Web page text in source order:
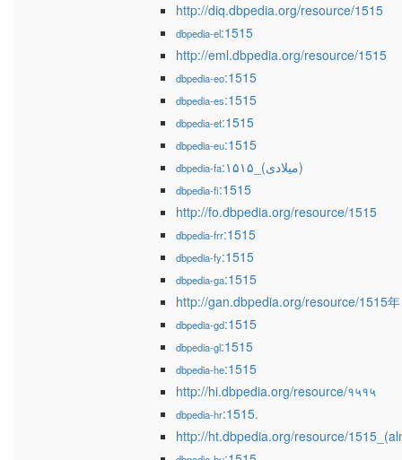
http://diq.dbpedia.org/resource/1515
dbpedia-el:1515
http://eml.dbpedia.org/resource/1515
dbpedia-eo:1515
dbpedia-es:1515
dbpedia-et:1515
dbpedia-eu:1515
dbpedia-fa :۱۵۱۵_(میلادی)
dbpedia-fi:1515
http://fo.dbpedia.org/resource/1515
dbpedia-frr:1515
dbpedia-fy:1515
dbpedia-ga:1515
http://gan.dbpedia.org/resource/1515年
dbpedia-gd:1515
dbpedia-gl:1515
dbpedia-he:1515
http://hi.dbpedia.org/resource/१५१५
dbpedia-hr:1515.
http://ht.dbpedia.org/resource/